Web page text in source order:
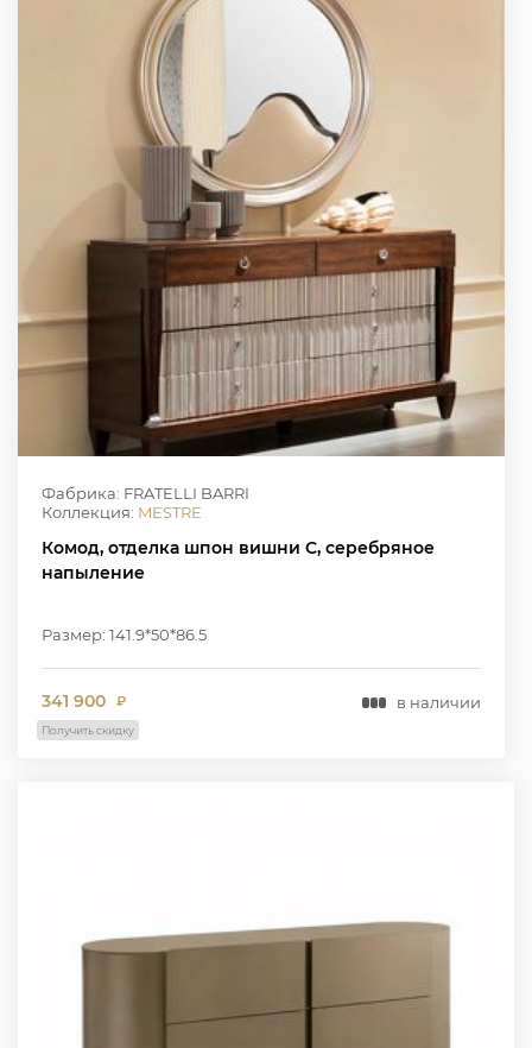
Фабрика: FRATELLI BARRI
Коллекция: MESTRE
Комод, отделка шпон вишни C, серебряное
напыление
Размер: 141.9*50*86.5
341 900 ₽ в наличии
Получить скидку